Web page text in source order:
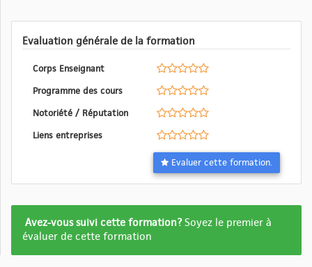
Evaluation générale de la formation
Corps Enseignant
Programme des cours
Notoriété / Réputation
Liens entreprises
Evaluer cette formation.
Formation
pas
Avez-vous suivi cette formation?Soyez le premier à
évaluer de cette formation